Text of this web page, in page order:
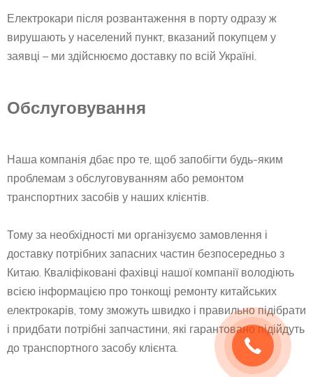
Електрокари після розвантаження в порту одразу ж
вирушають у населений пункт, вказаний покупцем у
заявці – ми здійснюємо доставку по всій Україні.
Обслуговування
Наша компанія дбає про те, щоб запобігти будь-яким
проблемам з обслуговуванням або ремонтом
транспортних засобів у наших клієнтів.
Тому за необхідності ми організуємо замовлення і
доставку потрібних запасних частин безпосередньо з
Китаю. Кваліфіковані фахівці нашої компанії володіють
всією інформацією про тонкощі ремонту китайських
електрокарів, тому зможуть швидко і правильно підібрати
і придбати потрібні запчастини, які гарантовано підійдуть
до транспортного засобу клієнта.